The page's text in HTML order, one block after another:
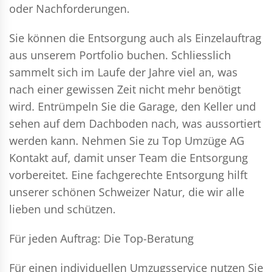
oder Nachforderungen.
Sie können die Entsorgung auch als Einzelauftrag
aus unserem Portfolio buchen. Schliesslich
sammelt sich im Laufe der Jahre viel an, was
nach einer gewissen Zeit nicht mehr benötigt
wird. Entrümpeln Sie die Garage, den Keller und
sehen auf dem Dachboden nach, was aussortiert
werden kann. Nehmen Sie zu Top Umzüge AG
Kontakt auf, damit unser Team die Entsorgung
vorbereitet. Eine fachgerechte Entsorgung hilft
unserer schönen Schweizer Natur, die wir alle
lieben und schützen.
Für jeden Auftrag: Die Top-Beratung
Für einen individuellen Umzugsservice nutzen Sie